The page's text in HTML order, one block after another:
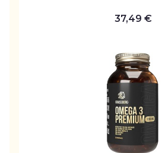
37,49 €